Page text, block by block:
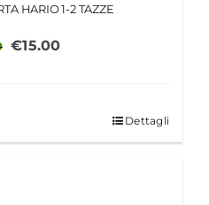
HARIO 1-2 TAZZE
Il
€18.00.
€15.00Il
€15.00.
Dettagli